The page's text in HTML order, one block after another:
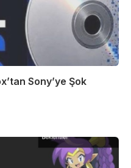
Sony’ye Şok